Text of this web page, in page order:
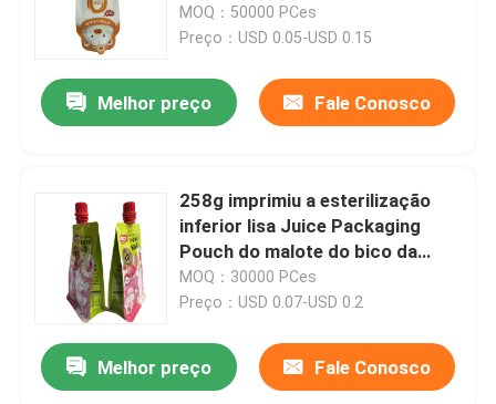
malote do bico acima do saco
do bico
MOQ：50000 PCes
Preço：USD 0.05-USD 0.15
Melhor preço Fale Conosco
258g imprimiu a esterilização
inferior lisa Juice Packaging
Pouch do malote do bico da
retorta
MOQ：30000 PCes
Preço：USD 0.07-USD 0.2
Melhor preço Fale Conosco